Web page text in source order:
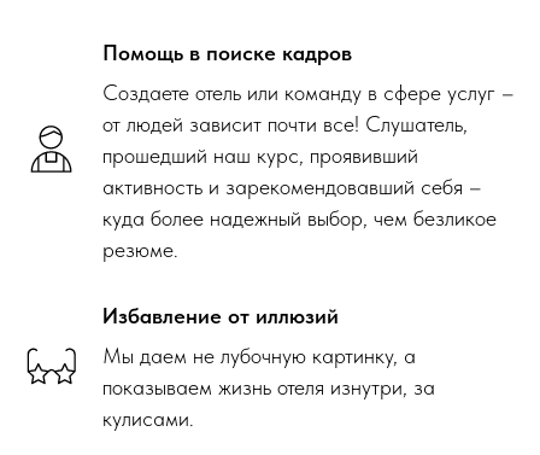
Помощь в поиске кадров
Создаете отель или команду в сфере услуг –
от людей зависит почти все! Слушатель,
прошедший наш курс, проявивший
активность и зарекомендовавший себя –
куда более надежный выбор, чем безликое
резюме.
Избавление от иллюзий
Мы даем не лубочную картинку, а
показываем жизнь отеля изнутри, за
кулисами.